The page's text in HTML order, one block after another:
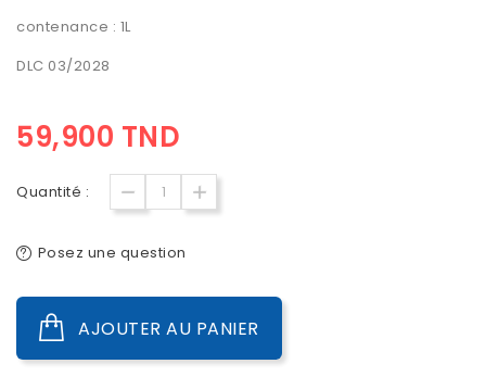
contenance : 1L
DLC 03/2028
59,900 TND
Quantité :
Posez une question
AJOUTER AU PANIER